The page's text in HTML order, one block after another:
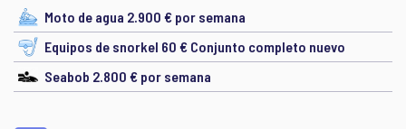
Moto de agua 2.900 € por semana
Equipos de snorkel 60 € Conjunto completo nuevo
Seabob 2.800 € por semana